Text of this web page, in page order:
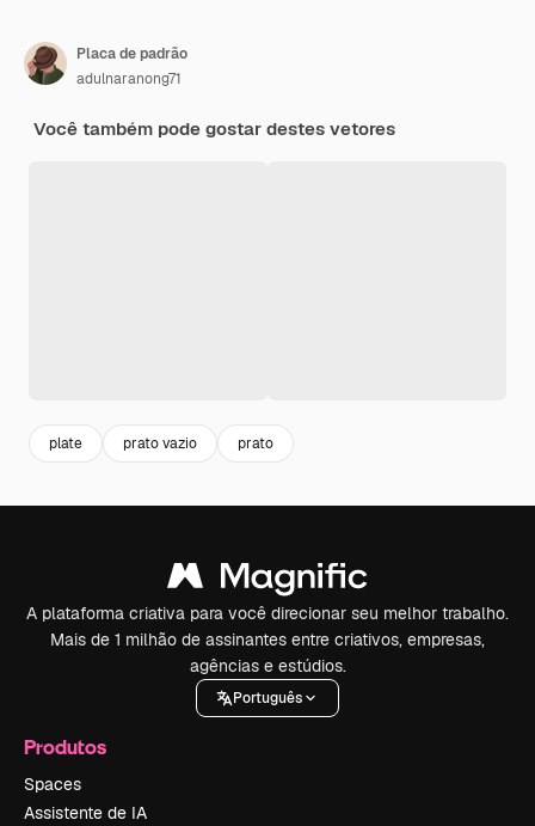
Placa de padrão
adulnaranong71
Você também pode gostar destes vetores
plate prato vazio prato
A plataforma criativa para você direcionar seu melhor trabalho.
Mais de 1 milhão de assinantes entre criativos, empresas,
agências e estúdios.
Português
Produtos
Spaces
Assistente de IA